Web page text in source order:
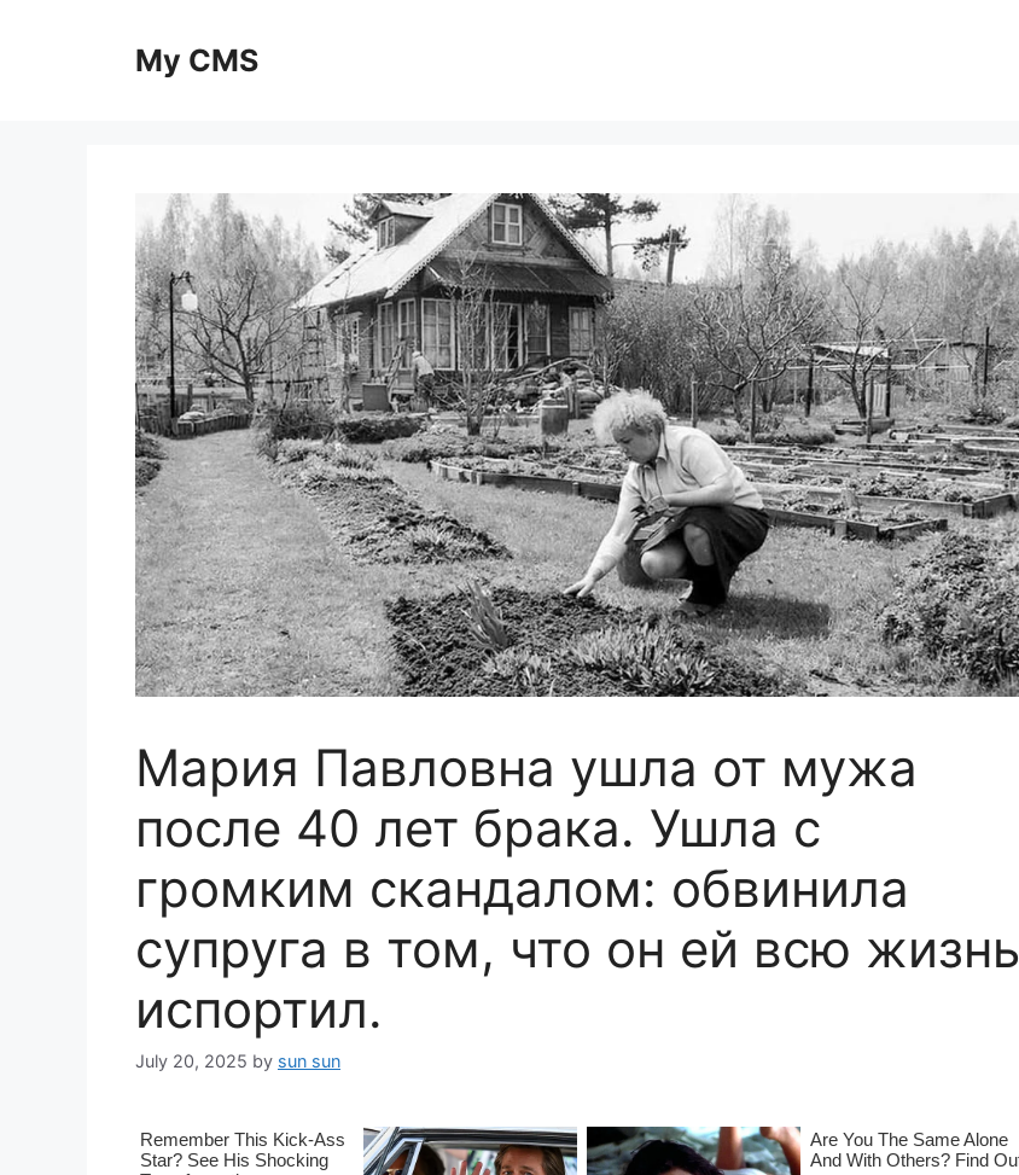
My CMS
Мария Павловна ушла от мужа
после 40 лет брака. Ушла с
громким скандалом: обвинила
супруга в том, что он ей всю жизнь
испортил.
July 20, 2025 by sun sun